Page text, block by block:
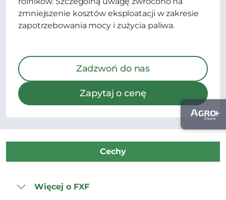
zmniejszenie kosztów eksploatacji w zakresie
zapotrzebowania mocy i zużycia paliwa.
Zadzwoń do nas
Zapytaj o cenę
Cechy
Więcej o FXF